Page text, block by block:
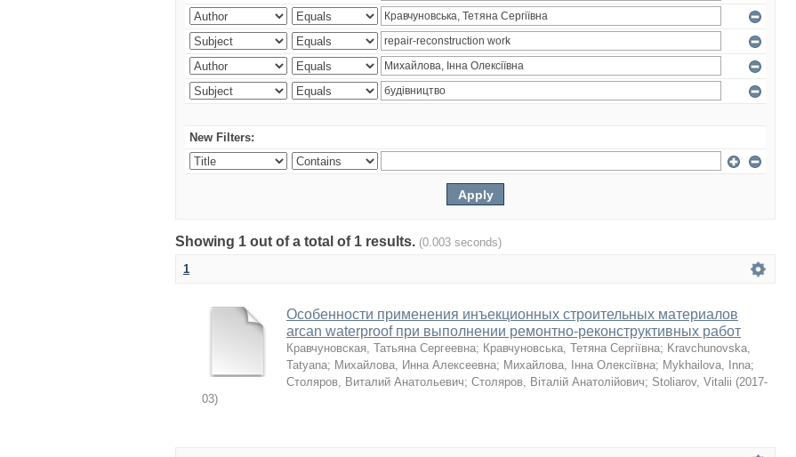
New Filters:
Showing 1 out of a total of 1 results. (0.003 seconds)
1
Особенности применения инъекционных строительных материалов
arcan waterproof при выполнении ремонтно-реконструктивных работ
Кравчуновская, Татьяна Сергеевна; Кравчуновська, Тетяна Сергіївна; Kravchunovska,
Tatyana; Михайлова, Инна Алексеевна; Михайлова, Інна Олексіївна; Mykhailova, Inna;
Столяров, Виталий Анатольевич; Столяров, Віталій Анатолійович; Stoliarov, Vitalii (2017-
03)